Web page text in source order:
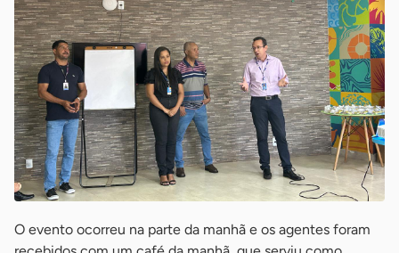
O evento ocorreu na parte da manhã e os agentes foram